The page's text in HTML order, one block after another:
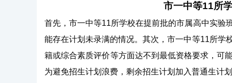
市一中等11所
首先，市一中等11所学校在提前批的市属高中实验
能存在计划未录满的情况。其次，市一中等11所学
籍或综合素质评价等方面达不到最低资格要求，可
为避免招生计划浪费，剩余招生计划加入普通生计划